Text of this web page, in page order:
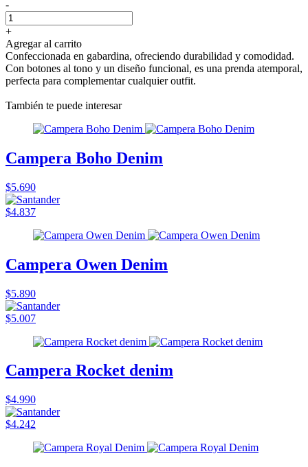
-
+
Agregar al carrito
Confeccionada en gabardina, ofreciendo durabilidad y comodidad.
Con botones al tono y un diseño funcional, es una prenda atemporal,
perfecta para complementar cualquier outfit.
También te puede interesar
Campera Boho Denim
$5.690
$4.837
Campera Owen Denim
$5.890
$5.007
Campera Rocket denim
$4.990
$4.242